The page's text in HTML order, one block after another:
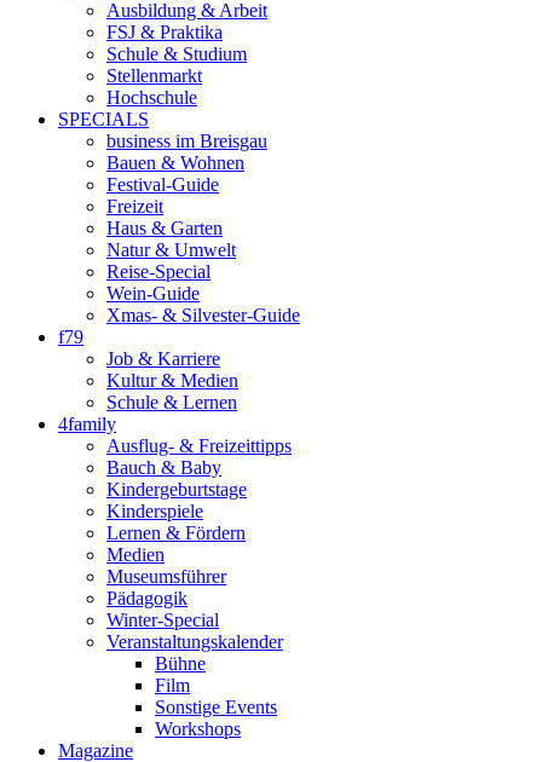
Ausbildung & Arbeit
FSJ & Praktika
Schule & Studium
Stellenmarkt
Hochschule
SPECIALS
business im Breisgau
Bauen & Wohnen
Festival-Guide
Freizeit
Haus & Garten
Natur & Umwelt
Reise-Special
Wein-Guide
Xmas- & Silvester-Guide
f79
Job & Karriere
Kultur & Medien
Schule & Lernen
4family
Ausflug- & Freizeittipps
Bauch & Baby
Kindergeburtstage
Kinderspiele
Lernen & Fördern
Medien
Museumsführer
Pädagogik
Winter-Special
Veranstaltungskalender
Bühne
Film
Sonstige Events
Workshops
Magazine